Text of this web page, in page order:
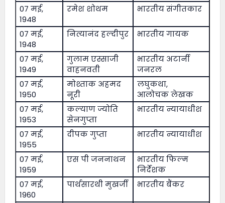
07 मई,
1948
रमेश शोथम भारतीय संगीतकार
07 मई,
1948
नित्यानंद हल्दीपुर भारतीय गायक
07 मई,
1949
गुलाम एस्साजी
वाहनवती
भारतीय अटार्नी
जनरल
07 मई,
1950
मोश्ताक अहमद
नूरी
लघुकथा,
आलोचक लेखक
07 मई,
1953
कल्याण ज्योति
सेनगुप्ता
भारतीय न्यायाधीश
07 मई,
1955
दीपक गुप्ता भारतीय न्यायाधीश
07 मई,
1959
एस पी जननाथन
भारतीय फिल्म
निर्देशक
07 मई,
1960
पार्थसारथी मुखर्जी भारतीय बैंकर